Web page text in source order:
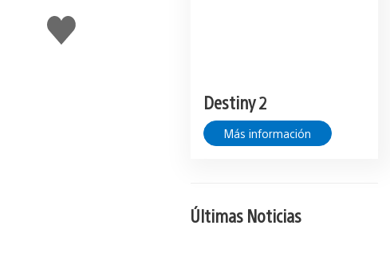
Me
gusta
Destiny 2
Más información
Últimas Noticias